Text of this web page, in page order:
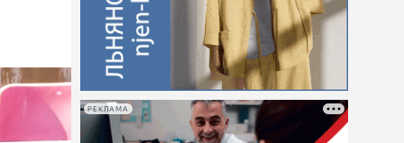
РЕКЛАМА